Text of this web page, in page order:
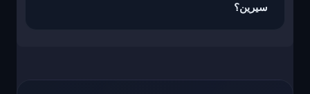
سيرين؟